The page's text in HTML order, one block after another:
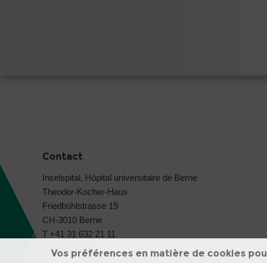
Contact
Inselspital, Hôpital universitaire de Berne
Theodor-Kocher-Haus
Friedbühlstrasse 19
CH-3010 Berne
T +41 31 632 21 11
www.insel.ch
Vos préférences en matière de cookies